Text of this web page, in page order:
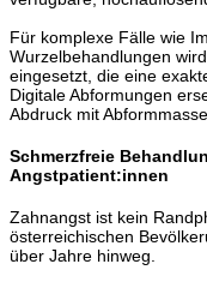
Für komplexe Fälle wie
Wurzelbehandlungen
eingesetzt, die eine
Digitale Abformungen
Abdruck mit
Schmerzfreie
Angstpatient:innen
Zahnangst ist kein
österreichischen
über Jahre hinweg.